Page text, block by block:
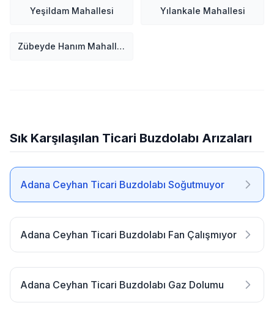
Yeşildam Mahallesi Yılankale Mahallesi
Zübeyde Hanım Mahallesi
Sık Karşılaşılan Ticari Buzdolabı Arızaları
Adana Ceyhan Ticari Buzdolabı Soğutmuyor
Adana Ceyhan Ticari Buzdolabı Fan Çalışmıyor
Adana Ceyhan Ticari Buzdolabı Gaz Dolumu